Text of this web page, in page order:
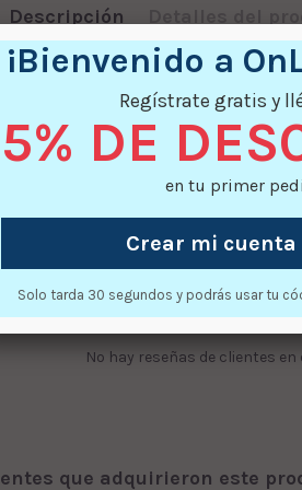
Descripción Detalles del
superiores para mamparas de los
Este producto tiene gastos de envío de
No hay reseñas de clientes
que adquirieron este
¡Bienvenido a
Regístrate gratis y
5% DE
en tu primer
Crear mi
Solo tarda 30 segundos y podrás usar tu